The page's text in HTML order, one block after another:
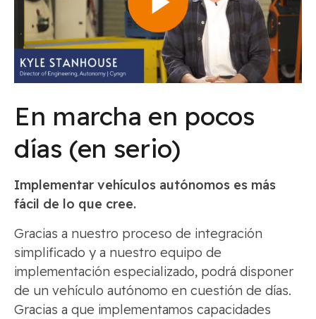
En marcha en pocos
días (en serio)
Implementar vehículos autónomos es más
fácil de lo que cree.
Gracias a nuestro proceso de integración
simplificado y a nuestro equipo de
implementación especializado, podrá disponer
de un vehículo autónomo en cuestión de días.
Gracias a que implementamos capacidades